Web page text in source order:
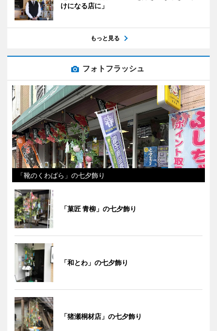
けになる店に」
もっと見る
フォトフラッシュ
「靴のくわばら」の七夕飾り
「菓匠 青柳」の七夕飾り
「和とわ」の七夕飾り
「猪瀬桐材店」の七夕飾り